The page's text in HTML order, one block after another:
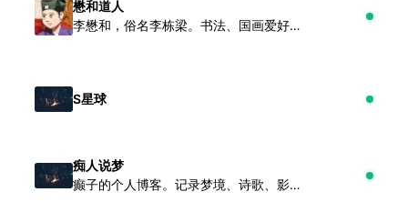
懋和道人
李懋和，俗名李栋梁。书法、国画爱好者，互联网安全与前端建设者。
S星球
痴人说梦
癫子的个人博客。记录梦境、诗歌、影视感悟、生活实用指南与哲学思考，用理科逻辑拆解世界，在无用观察中寻找真实。